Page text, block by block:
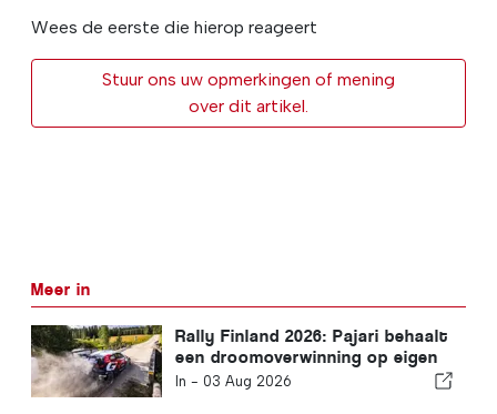
Wees de eerste die hierop reageert
Stuur ons uw opmerkingen of mening
over dit artikel.
Meer in
Rally Finland 2026: Pajari behaalt
een droomoverwinning op eigen
bodem
In - 03 Aug 2026